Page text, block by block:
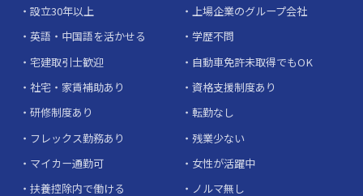
設立30年以上
上場企業のグループ会社
英語・中国語を活かせる
学歴不問
宅建取引士歓迎
自動車免許未取得でもOK
社宅・家賃補助あり
資格支援制度あり
研修制度あり
転勤なし
フレックス勤務あり
残業少ない
マイカー通勤可
女性が活躍中
扶養控除内で働ける
ノルマ無し